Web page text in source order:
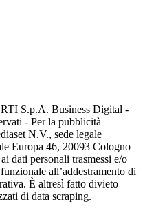
RTI S.p.A. Business Digital -
- Per la pubblicità
N.V., sede legale
Europa 46, 20093 Cologno
dati personali trasmessi e/o
all’addestramento di
È altresì fatto divieto
di data scraping.